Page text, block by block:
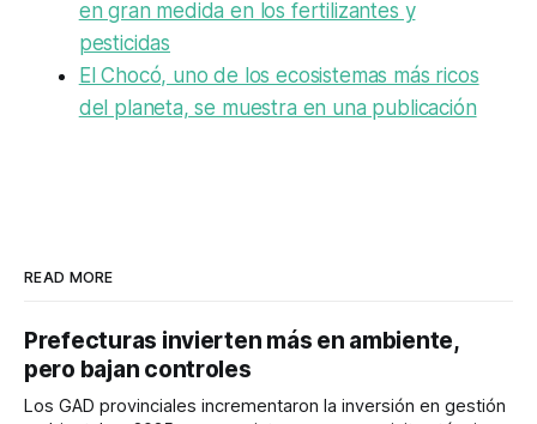
en gran medida en los fertilizantes y
pesticidas
El Chocó, uno de los ecosistemas más ricos
del planeta, se muestra en una publicación
READ MORE
Prefecturas invierten más en ambiente,
pero bajan controles
Los GAD provinciales incrementaron la inversión en gestión